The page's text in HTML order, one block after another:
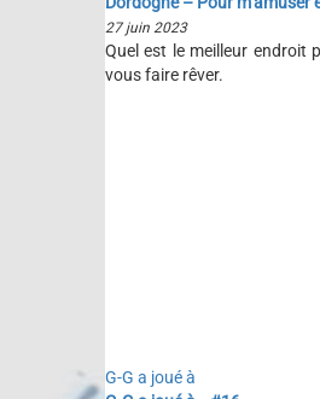
27 juin 2023
Quel est le meilleur endroit
vous faire rêver.
G-G a joué à